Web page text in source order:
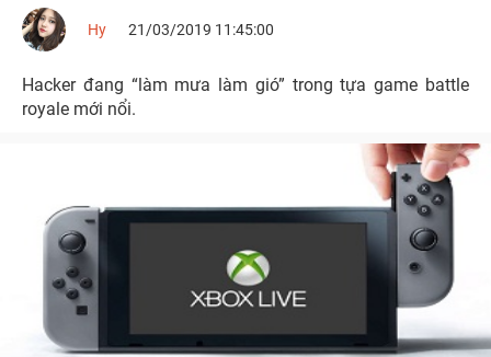
Hy 21/03/2019 11:45:00
Hacker đang “làm mưa làm gió” trong tựa game battle
royale mới nổi.